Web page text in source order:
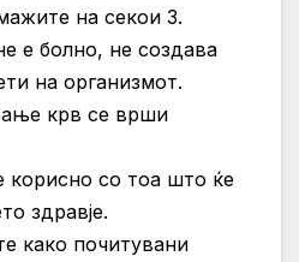
на секои 3.
е болно, не создава
на организмот.
крв се врши
со тоа што ќе
здравје.
како почитувани